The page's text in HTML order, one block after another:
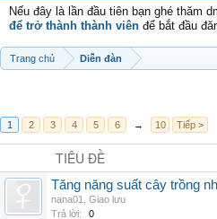
Nếu đây là lần đầu tiên bạn ghé thăm
để trở thành thành viên để bắt đầu
Trang chủ Diễn đàn
1 2 3 4 5 6 → 10 Tiếp >
TIÊU ĐỀ
Tăng năng suất cây trồng
nana01
Giao lưu
Trả lời:
0